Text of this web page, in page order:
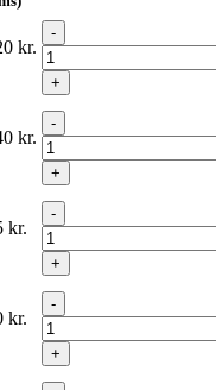
kr.
-
+
kr.
-
+
kr.
-
+
kr.
-
+